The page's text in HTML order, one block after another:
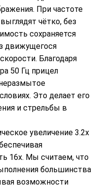
При частоте
чётко, без
сохраняется
движущегося
Благодаря
50 Гц прицел
Это делает его
и стрельбы в
увеличение 3.2x
16x. Мы считаем, что
большинства
возможности